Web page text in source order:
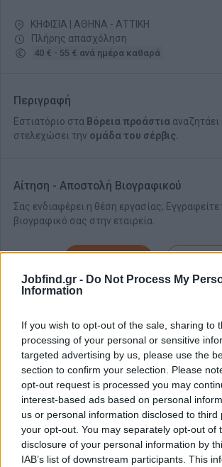
Jobfind.gr - Do Not Process My
Information
If you wish to opt-out of the sale, sharing to
processing of your personal or sensitive
targeted advertising by us, please use the
section to confirm your selection. Please
opt-out request is processed you may
interest-based ads based on personal
us or personal information disclosed to third
your opt-out. You may separately opt-out of
disclosure of your personal information by
IAB’s list of downstream participants. This
ΚΗΦΙΣΙΑ | ΑΘΗΝΑ - ΑΤΤΙΚΗ
Πλήρης απασχόληση
40 € - 55 € ανά ημέρα καθαρά
Περιγραφή
Εστιατόριο στα Βόρεια προάστια
στελεχώσει την ομάδα του σέρβις.
Αίτηση - Αποστολή Βιογραφικού
Σας ενδιαφέρει η θέση εργασίας; Εγγραφείτε
βιογραφικό σας στην εταιρεία.